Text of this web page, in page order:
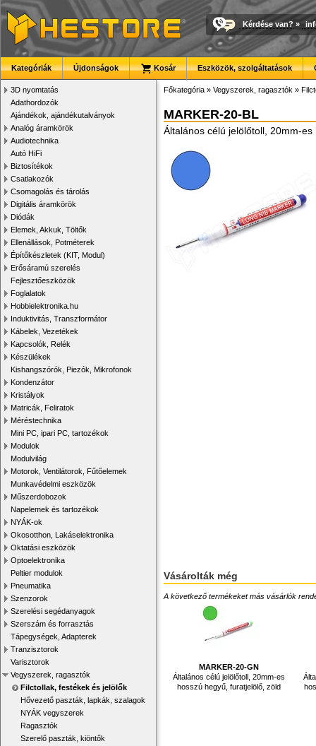
Kérdése van? »
Kategóriák Újdonságok Kosár Eszközök, szolgáltatások
3D nyomtatás
Adathordozók
Ajándékok, ajándékutalványok
Analóg áramkörök
Audiotechnika
Autó HiFi
Biztosítékok
Csatlakozók
Csomagolás és tárolás
Digitális áramkörök
Diódák
Elemek, Akkuk, Töltők
Ellenállások, Potméterek
Építőkészletek (KIT, Modul)
Erősáramú szerelés
Fejlesztőeszközök
Foglalatok
Hobbielektronika.hu
Induktivitás, Transzformátor
Kábelek, Vezetékek
Kapcsolók, Relék
Készülékek
Kishangszórók, Piezók, Mikrofonok
Kondenzátor
Kristályok
Matricák, Feliratok
Méréstechnika
Mini PC, ipari PC, tartozékok
Modulok
Modulvilág
Motorok, Ventilátorok, Fűtőelemek
Munkavédelmi eszközök
Műszerdobozok
Napelemek és tartozékok
NYÁK-ok
Okosotthon, Lakáselektronika
Oktatási eszközök
Optoelektronika
Peltier modulok
Pneumatika
Szenzorok
Szerelési segédanyagok
Szerszám és forrasztás
Tápegységek, Adapterek
Tranzisztorok
Varisztorok
Vegyszerek, ragasztók
Filctollak, festékek és jelölők
Hővezető paszták, lapkák, szalagok
NYÁK vegyszerek
Ragasztók
Szerelő paszták, kiöntők
Főkategória » Vegyszerek, ragasztók »
MARKER-20-BL
Általános célú jelölőtoll, 20mm-
Vásárolták még
A következő termékeket más vásárlók
MARKER-20-GN
Általános célú jelölőtoll, 20mm-es
hosszú hegyű, furatjelölő, zöld